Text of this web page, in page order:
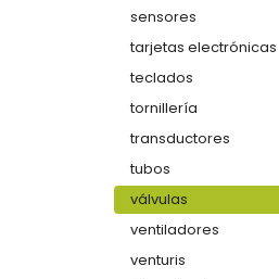
sensores
tarjetas electrónicas
teclados
tornillería
transductores
tubos
válvulas
ventiladores
venturis